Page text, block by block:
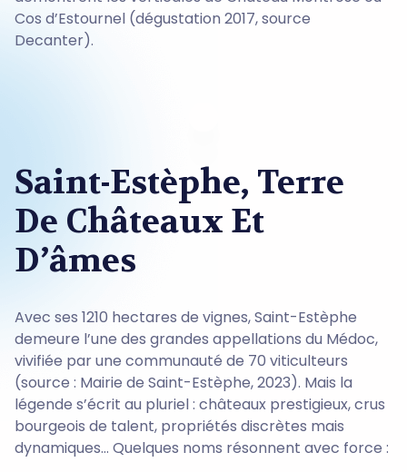
Cos d’Estournel (dégustation 2017, source
Decanter).
Saint-Estèphe, Terre
De Châteaux Et
D’âmes
Avec ses 1210 hectares de vignes, Saint-Estèphe
demeure l’une des grandes appellations du Médoc,
vivifiée par une communauté de 70 viticulteurs
(source : Mairie de Saint-Estèphe, 2023). Mais la
légende s’écrit au pluriel : châteaux prestigieux, crus
bourgeois de talent, propriétés discrètes mais
dynamiques... Quelques noms résonnent avec force :